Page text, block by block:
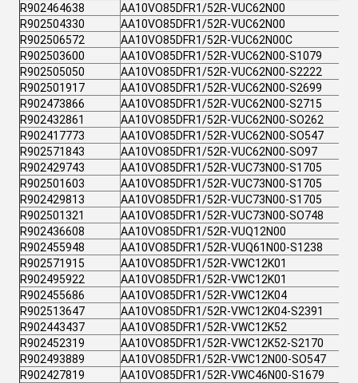
R902464638
AA10VO85DFR1/52R-VUC62N00
R902504330
AA10VO85DFR1/52R-VUC62N00
R902506572
AA10VO85DFR1/52R-VUC62N00C
R902503600
AA10VO85DFR1/52R-VUC62N00-S1079
R902505050
AA10VO85DFR1/52R-VUC62N00-S2222
R902501917
AA10VO85DFR1/52R-VUC62N00-S2699
R902473866
AA10VO85DFR1/52R-VUC62N00-S2715
R902432861
AA10VO85DFR1/52R-VUC62N00-SO262
R902417773
AA10VO85DFR1/52R-VUC62N00-SO547
R902571843
AA10VO85DFR1/52R-VUC62N00-SO97
R902429743
AA10VO85DFR1/52R-VUC73N00-S1705
R902501603
AA10VO85DFR1/52R-VUC73N00-S1705
R902429813
AA10VO85DFR1/52R-VUC73N00-S1705
R902501321
AA10VO85DFR1/52R-VUC73N00-SO748
R902436608
AA10VO85DFR1/52R-VUQ12N00
R902455948
AA10VO85DFR1/52R-VUQ61N00-S1238
R902571915
AA10VO85DFR1/52R-VWC12K01
R902495922
AA10VO85DFR1/52R-VWC12K01
R902455686
AA10VO85DFR1/52R-VWC12K04
R902513647
AA10VO85DFR1/52R-VWC12K04-S2391
R902443437
AA10VO85DFR1/52R-VWC12K52
R902452319
AA10VO85DFR1/52R-VWC12K52-S2170
R902493889
AA10VO85DFR1/52R-VWC12N00-SO547
R902427819
AA10VO85DFR1/52R-VWC46N00-S1679